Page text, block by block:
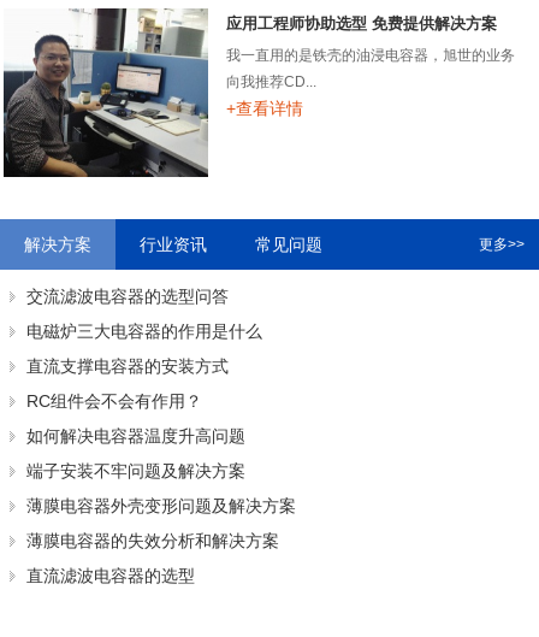
应用工程师协助选型 免费提供解决方案
我一直用的是铁壳的油浸电容器，旭世的业务
向我推荐CD...
+查看详情
解决方案 行业资讯 常见问题 更多>>
交流滤波电容器的选型问答
电磁炉三大电容器的作用是什么
直流支撑电容器的安装方式
RC组件会不会有作用？
如何解决电容器温度升高问题
端子安装不牢问题及解决方案
薄膜电容器外壳变形问题及解决方案
薄膜电容器的失效分析和解决方案
直流滤波电容器的选型